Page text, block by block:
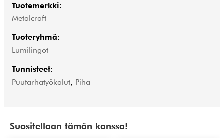
Tuotemerkki:
Metalcraft
Tuoteryhmä:
Lumilingot
Tunnisteet:
Puutarhatyökalut, Piha
Suositellaan tämän kanssa!